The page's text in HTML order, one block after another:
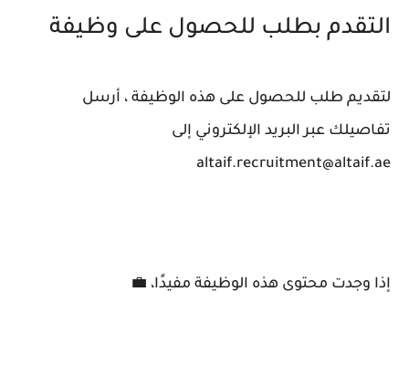
التقدم بطلب للحصول على وظيفة
لتقديم طلب للحصول على هذه الوظيفة ، أرسل
تفاصيلك عبر البريد الإلكتروني إلى
altaif.recruitment@altaif.ae
إذا وجدت محتوى هذه الوظيفة مفيدًا، 💼